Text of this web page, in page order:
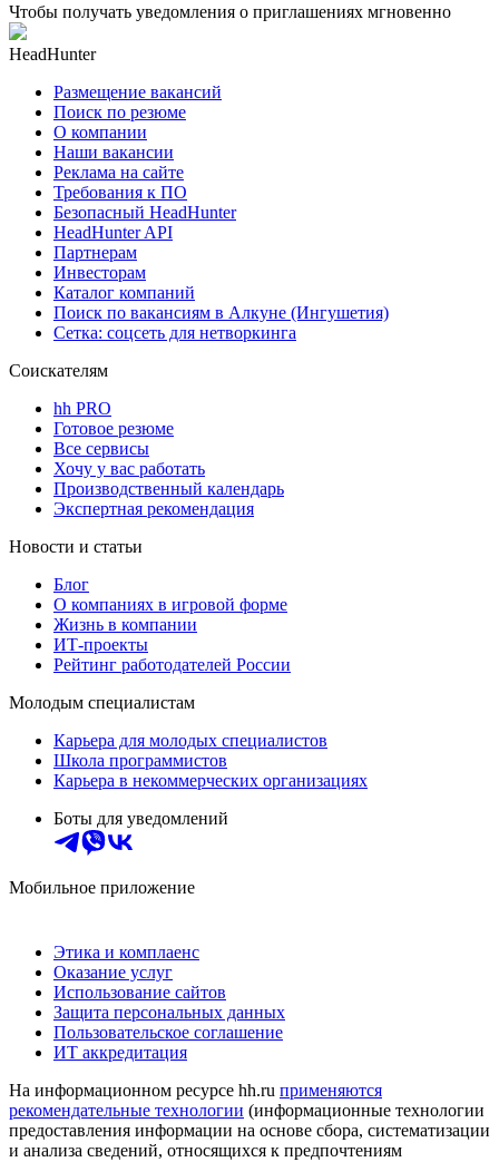
Чтобы получать уведомления о приглашениях мгновенно
HeadHunter
Размещение вакансий
Поиск по резюме
О компании
Наши вакансии
Реклама на сайте
Требования к ПО
Безопасный HeadHunter
HeadHunter API
Партнерам
Инвесторам
Каталог компаний
Поиск по вакансиям в Алкуне (Ингушетия)
Сетка: соцсеть для нетворкинга
Соискателям
hh PRO
Готовое резюме
Все сервисы
Хочу у вас работать
Производственный календарь
Экспертная рекомендация
Новости и статьи
Блог
О компаниях в игровой форме
Жизнь в компании
ИТ-проекты
Рейтинг работодателей России
Молодым специалистам
Карьера для молодых специалистов
Школа программистов
Карьера в некоммерческих организациях
Боты для уведомлений
Мобильное приложение
Этика и комплаенс
Оказание услуг
Использование сайтов
Защита персональных данных
Пользовательское соглашение
ИТ аккредитация
На информационном ресурсе hh.ru применяются
рекомендательные технологии (информационные технологии
предоставления информации на основе сбора, систематизации
и анализа сведений, относящихся к предпочтениям